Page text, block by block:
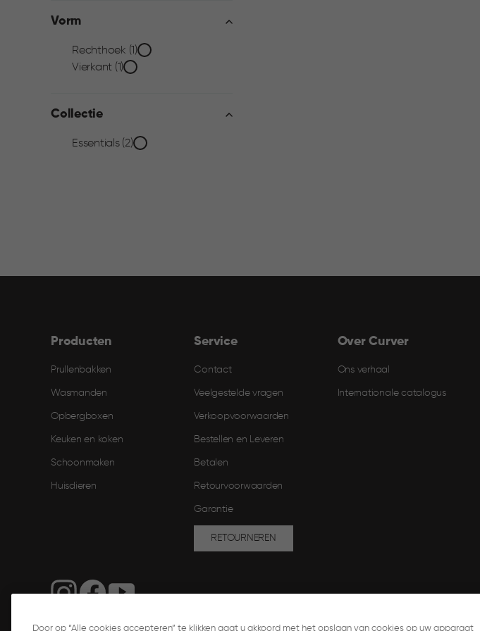
filter
Vorm
Vorm
Rechthoek (1)
Vierkant (1)
Collectie
Collectie
Essentials (2)
Producten
Prullenbakken
Wasmanden
Opbergboxen
Keuken en koken
Schoonmaken
Huisdieren
Service
Contact
Veelgestelde vragen
Verkoopvoorwaarden
Bestellen en Leveren​
Betalen
Retourvoorwaarden
Garantie
RETOURNEREN
Over Curver
Ons verhaal
Internationale catalogus
Door op “Alle cookies accepteren” te klikken gaat u akkoord met het opslaan van cookies op uw apparaat